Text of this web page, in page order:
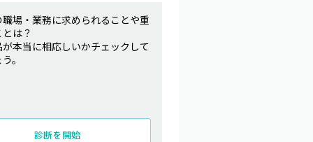
場・業務に求められることや重
は？
本当に相応しいかチェックして
。
診断を開始